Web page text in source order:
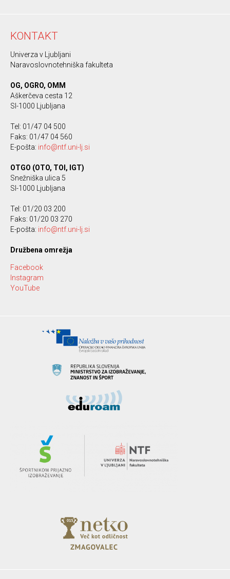
KONTAKT
Univerza v Ljubljani
Naravoslovnotehniška fakulteta
OG, OGRO, OMM
Aškerčeva cesta 12
SI-1000 Ljubljana
Tel: 01/47 04 500
Faks: 01/47 04 560
E-pošta: info@ntf.uni-lj.si
OTGO (OTO, TOI, IGT)
Snežniška ulica 5
SI-1000 Ljubljana
Tel: 01/20 03 200
Faks: 01/20 03 270
E-pošta: info@ntf.uni-lj.si
Družbena omrežja
Facebook
Instagram
YouTube